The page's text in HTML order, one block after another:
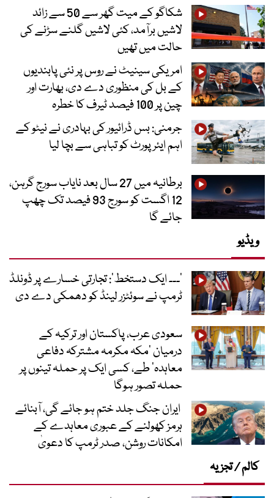
شکاگو کے میت گھر سے 50 سے زائد
لاشیں برآمد، کئی لاشیں گلنے سڑنے کی
حالت میں تھیں
امریکی سینیٹ نے روس پر نئی پابندیوں
کے بل کی منظوری دے دی، بھارت اور
چین پر 100 فیصد ٹیرف کا خطرہ
جرمنی: بس ڈرائیور کی بہادری نے نیٹو کے
اہم ایئرپورٹ کو تباہی سے بچا لیا
برطانیہ میں 27 سال بعد نایاب سورج گرہن،
12 اگست کو سورج 93 فیصد تک چھپ
جائے گا
ویڈیو
’۔۔۔ ایک دستخط‘: تجارتی خسارے پر ڈونلڈ
ٹرمپ نے سوئٹزر لینڈ کو دھمکی دے دی
سعودی عرب، پاکستان اور ترکیہ کے
درمیان ’مکہ مکرمہ مشترکہ دفاعی
معاہدہ‘ طے، کسی ایک پر حملہ تینوں پر
حملہ تصور ہوگا
ایران جنگ جلد ختم ہو جائے گی، آبنائے
ہرمز کھولنے کے عبوری معاہدے کے
امکانات روشن، صدر ٹرمپ کا دعویٰ
کالم / تجزیہ